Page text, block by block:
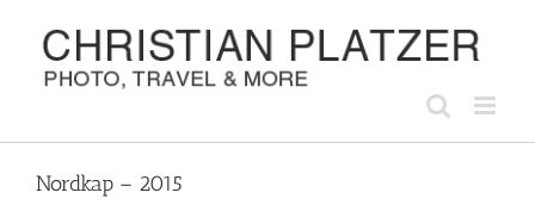
Inhalt
springen
Nordkap – 2015